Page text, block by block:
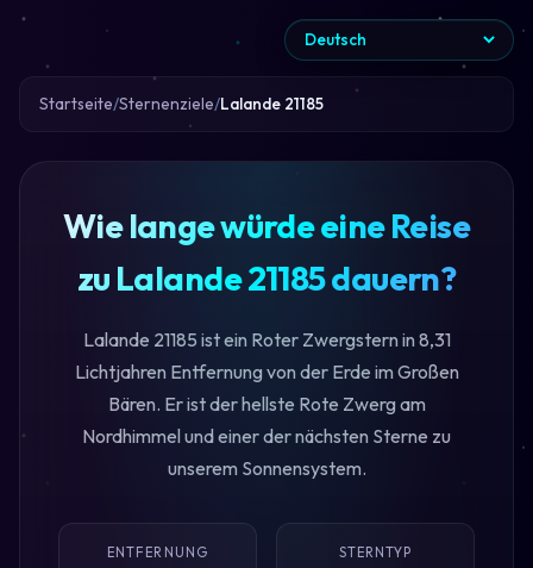
Startseite Sternenziele Lalande 21185
Wie lange würde eine Reise
zu Lalande 21185 dauern?
Lalande 21185 ist ein Roter Zwergstern in 8,31
Lichtjahren Entfernung von der Erde im Großen
Bären. Er ist der hellste Rote Zwerg am
Nordhimmel und einer der nächsten Sterne zu
unserem Sonnensystem.
ENTFERNUNG STERNTYP